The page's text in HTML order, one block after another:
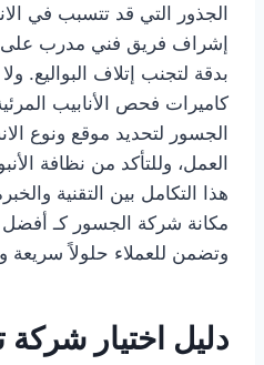
الجذور التي قد تتسبب في
إشراف فريق فني مدرب على
بدقة لتجنب إتلاف البواليع.
كاميرات فحص الأنابيب
الجسور لتحديد موقع ونوع
العمل، وللتأكد من نظافة
هذا التكامل بين التقنية
مكانة شركة الجسور كـ أفضل
وتضمن للعملاء حلولاً سريعة
دليل اختيار شركة